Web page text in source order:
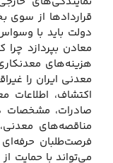
قراردادها از
دولت باید با
معادن بپردازد
هزینه‌های
معدنی ایران را
اکتشاف، اطلاعات
صادرات، مشخصات
مناقصه‌های
فرصت‌طلبان
می‌تواند با حمایت